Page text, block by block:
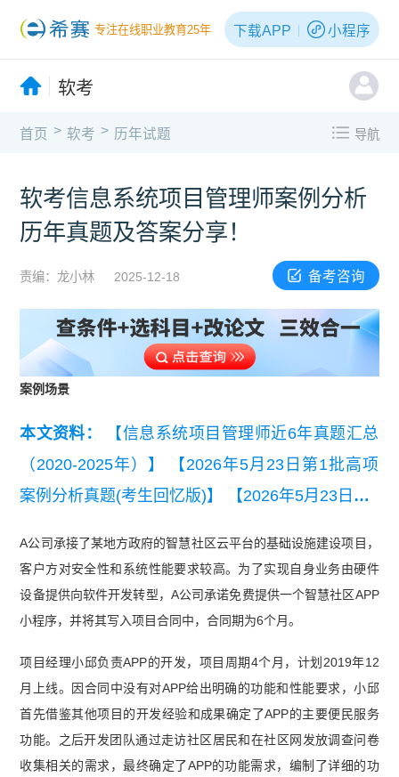
专注在线职业教育25年 下载APP 小程序
软考
首页 > 软考 > 历年试题 导航
软考信息系统项目管理师案例分析
历年真题及答案分享！
责编：龙小林 2025-12-18 备考咨询
案例场景
本文资料：
【信息系统项目管理师近6年真题汇总
（2020-2025年）】
【2026年5月23日第1批高项
案例分析真题(考生回忆版)】
【2026年5月23日第1
月高项第二批次案例分析真题（考生回忆版）.pd
f】 【2025年5月高项第二批次案例分析真题】
A公司承接了某地方政府的智慧社区云平台的基础设施建设项目，
客户方对安全性和系统性能要求较高。为了实现自身业务由硬件
设备提供向软件开发转型，A公司承诺免费提供一个智慧社区APP
小程序，并将其写入项目合同中，合同期为6个月。
项目经理小邱负责APP的开发，项目周期4个月，计划2019年12
月上线。因合同中没有对APP给出明确的功能和性能要求，小邱
首先借鉴其他项目的开发经验和成果确定了APP的主要便民服务
功能。之后开发团队通过走访社区居民和在社区网发放调查问卷
收集相关的需求，最终确定了APP的功能需求，编制了详细的功